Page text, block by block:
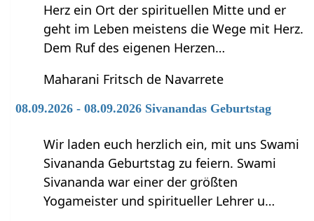
Herz ein Ort der spirituellen Mitte und er
geht im Leben meistens die Wege mit Herz.
Dem Ruf des eigenen Herzen…
Maharani Fritsch de Navarrete
08.09.2026 - 08.09.2026 Sivanandas Geburtstag
Wir laden euch herzlich ein, mit uns Swami
Sivananda Geburtstag zu feiern. Swami
Sivananda war einer der größten
Yogameister und spiritueller Lehrer u…